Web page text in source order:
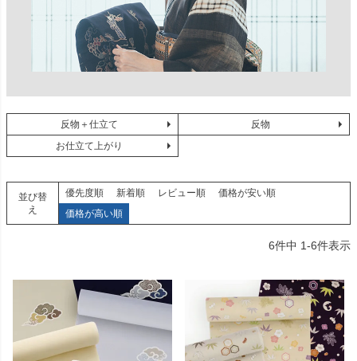
反物＋仕立て
反物
お仕立て上がり
並び替
え
優先度順 新着順 レビュー順
価格が安い順
価格が高い順
6件中 1-6件表示